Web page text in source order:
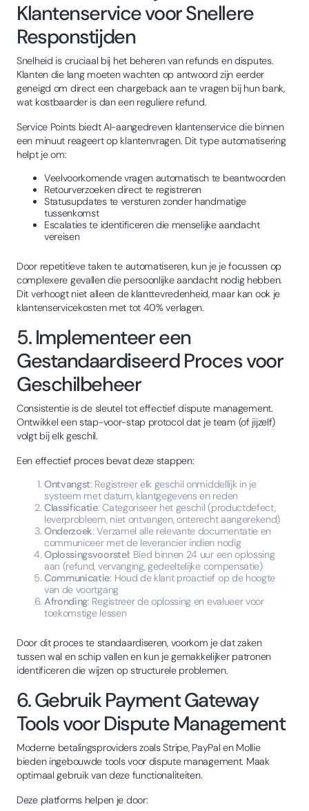
Klantenservice voor Snellere
Responstijden
Snelheid is cruciaal bij het beheren van refunds en disputes.
Klanten die lang moeten wachten op antwoord zijn eerder
geneigd om direct een chargeback aan te vragen bij hun bank,
wat kostbaarder is dan een reguliere refund.
Service Points biedt AI-aangedreven klantenservice die binnen
een minuut reageert op klantenvragen. Dit type automatisering
helpt je om:
Veelvoorkomende vragen automatisch te beantwoorden
Retourverzoeken direct te registreren
Statusupdates te versturen zonder handmatige
tussenkomst
Escalaties te identificeren die menselijke aandacht
vereisen
Door repetitieve taken te automatiseren, kun je je focussen op
complexere gevallen die persoonlijke aandacht nodig hebben.
Dit verhoogt niet alleen de klanttevredenheid, maar kan ook je
klantenservicekosten met tot 40% verlagen.
5. Implementeer een
Gestandaardiseerd Proces voor
Geschilbeheer
Consistentie is de sleutel tot effectief dispute management.
Ontwikkel een stap-voor-stap protocol dat je team (of jijzelf)
volgt bij elk geschil.
Een effectief proces bevat deze stappen:
Ontvangst: Registreer elk geschil onmiddellijk in je
systeem met datum, klantgegevens en reden
Classificatie: Categoriseer het geschil (productdefect,
leverprobleem, niet ontvangen, onterecht aangerekend)
Onderzoek: Verzamel alle relevante documentatie en
communiceer met de leverancier indien nodig
Oplossingsvoorstel: Bied binnen 24 uur een oplossing
aan (refund, vervanging, gedeeltelijke compensatie)
Communicatie: Houd de klant proactief op de hoogte
van de voortgang
Afronding: Registreer de oplossing en evalueer voor
toekomstige lessen
Door dit proces te standaardiseren, voorkom je dat zaken
tussen wal en schip vallen en kun je gemakkelijker patronen
identificeren die wijzen op structurele problemen.
6. Gebruik Payment Gateway
Tools voor Dispute Management
Moderne betalingsproviders zoals Stripe, PayPal en Mollie
bieden ingebouwde tools voor dispute management. Maak
optimaal gebruik van deze functionaliteiten.
Deze platforms helpen je door: